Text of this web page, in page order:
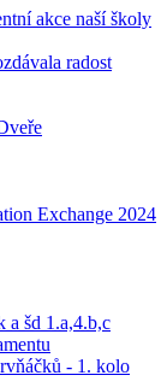
akce naší školy
radost
Exchange 2024
a šd 1.a,4.b,c
- 1. kolo